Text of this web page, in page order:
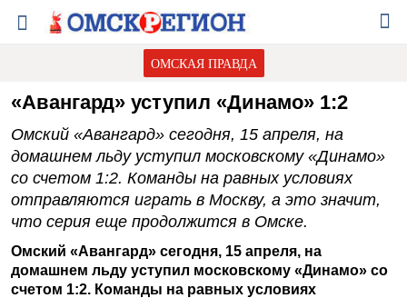
ОМСКАЯ ПРАВДА
«Авангард» уступил «Динамо» 1:2
Омский «Авангард» сегодня, 15 апреля, на
домашнем льду уступил московскому «Динамо»
со счетом 1:2. Команды на равных условиях
отправляются играть в Москву, а это значит,
что серия еще продолжится в Омске.
Омский «Авангард» сегодня, 15 апреля, на
домашнем льду уступил московскому «Динамо» со
счетом 1:2. Команды на равных условиях